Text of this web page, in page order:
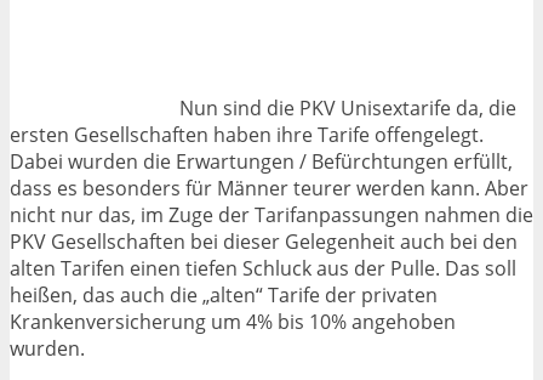
Nun sind die PKV Unisextarife da, die
ersten Gesellschaften haben ihre Tarife offengelegt.
Dabei wurden die Erwartungen / Befürchtungen erfüllt,
dass es besonders für Männer teurer werden kann. Aber
nicht nur das, im Zuge der Tarifanpassungen nahmen die
PKV Gesellschaften bei dieser Gelegenheit auch bei den
alten Tarifen einen tiefen Schluck aus der Pulle. Das soll
heißen, das auch die „alten“ Tarife der privaten
Krankenversicherung um 4% bis 10% angehoben
wurden.